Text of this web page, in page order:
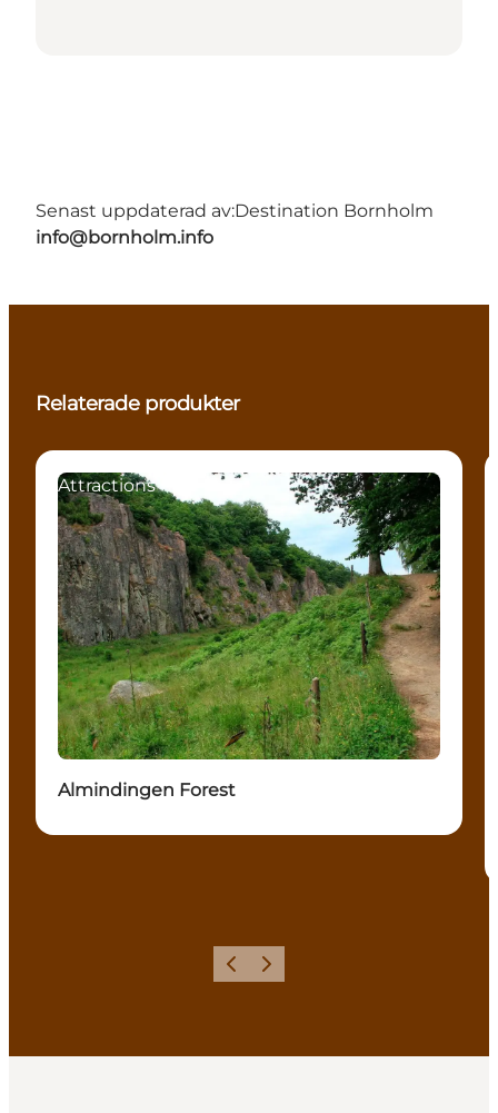
Senast uppdaterad av:Destination Bornholm
info@bornholm.info
Relaterade produkter
Attractions
Almindingen Forest
Föregående
Nästa